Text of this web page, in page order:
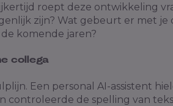
roept deze ontwikkeling
zijn? Wat gebeurt er met je
komende jaren?
collega
Een personal AI-assistent
controleerde de spelling van